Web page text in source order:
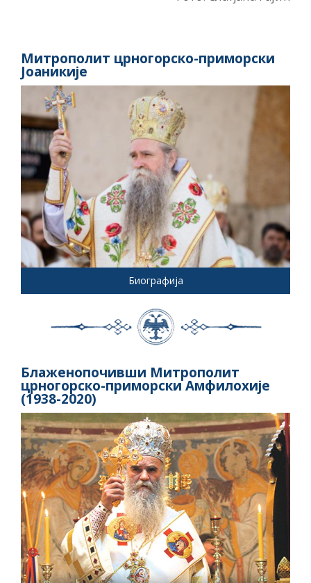
Митрополит црногорско-приморски
Јоаникије
Биографија
Блаженопочивши Митрополит
црногорско-приморски Амфилохије
(1938-2020)